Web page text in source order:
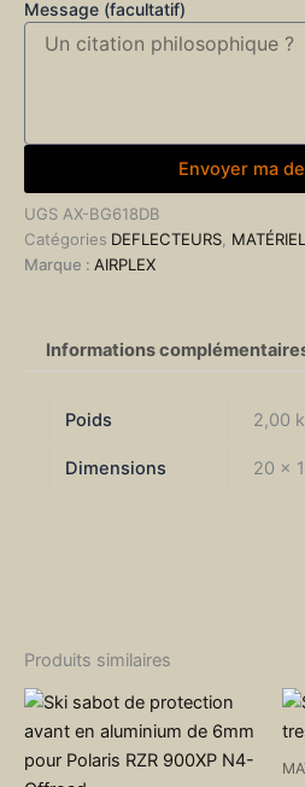
Message (facultatif)
Envoyer ma
UGS AX-BG618DB
Catégories DEFLECTEURS,
Marque : AIRPLEX
Informations
Poids 2,00
Dimensions 20 ×
Produits similaires